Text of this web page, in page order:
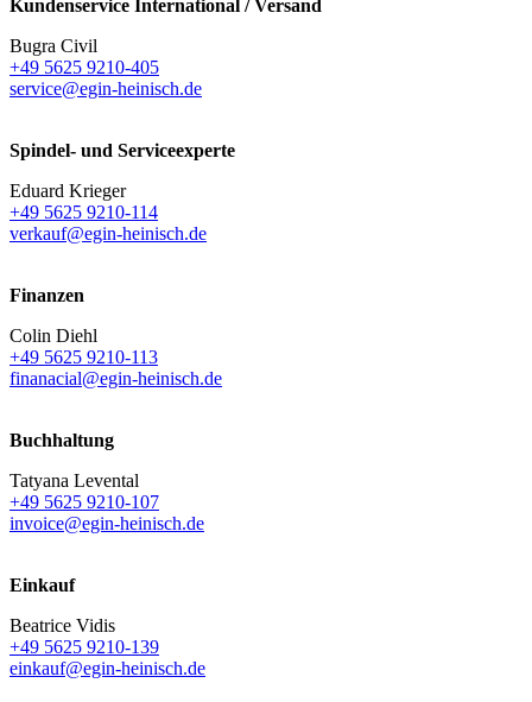
Kundenservice International / Versand
Bugra Civil
+49 5625 9210-405
service@egin-heinisch.de
Spindel- und Serviceexperte
Eduard Krieger
+49 5625 9210-114
verkauf@egin-heinisch.de
Finanzen
Colin Diehl
+49 5625 9210-113
finanacial@egin-heinisch.de
Buchhaltung
Tatyana Levental
+49 5625 9210-107
invoice@egin-heinisch.de
Einkauf
Beatrice Vidis
+49 5625 9210-139
einkauf@egin-heinisch.de